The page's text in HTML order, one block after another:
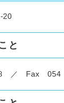
20
と
／ Fax 054